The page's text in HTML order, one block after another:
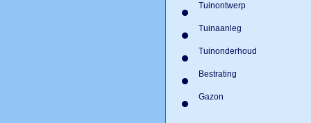
Tuinontwerp
Tuinaanleg
Tuinonderhoud
Bestrating
Gazon